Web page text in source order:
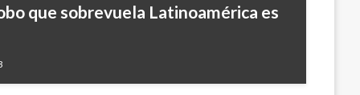
que sobrevuela Latinoamérica es
a la explotación sexual de